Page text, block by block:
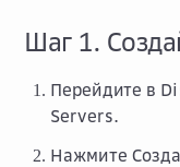
Шаг 1.
Перейдите в
Servers.
Нажмите